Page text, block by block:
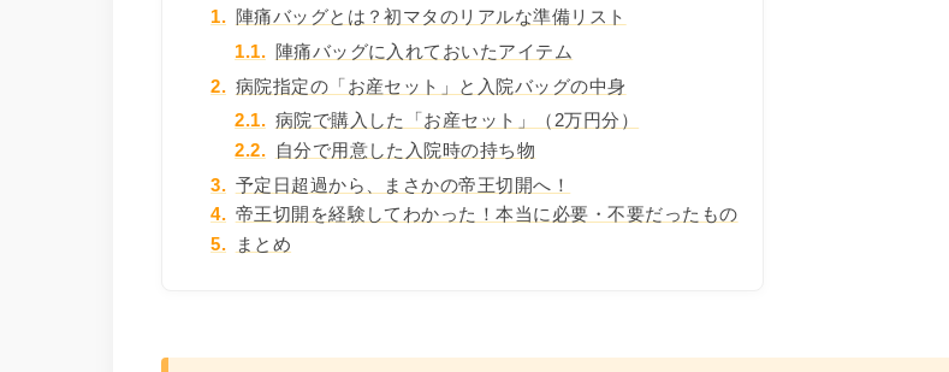
1. 陣痛バッグとは？初マタのリアルな準備リスト
1.1. 陣痛バッグに入れておいたアイテム
2. 病院指定の「お産セット」と入院バッグの中身
2.1. 病院で購入した「お産セット」（2万円分）
2.2. 自分で用意した入院時の持ち物
3. 予定日超過から、まさかの帝王切開へ！
4. 帝王切開を経験してわかった！本当に必要・不要だったもの
5.
まとめ